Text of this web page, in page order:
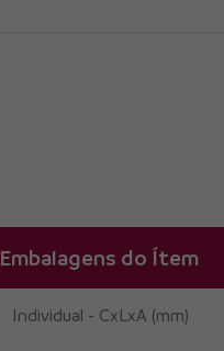
Embalagens do Ítem
Individual - CxLxA (mm)